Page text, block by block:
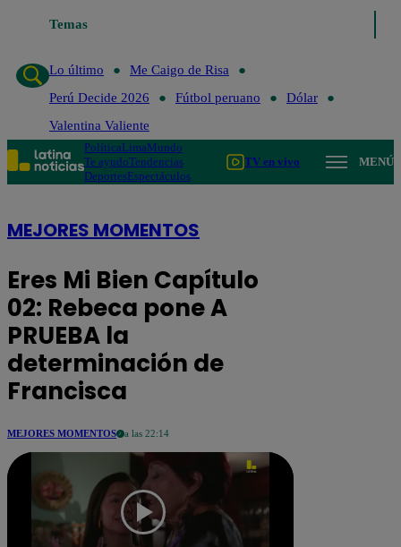
Temas
Lo último
Me Caigo de Risa
Perú Decide 2026
Fútbol peruano
Dólar
Valentina Valiente
PolíticaLimaMundo
Te ayudoTendencias
DeportesEspectáculos
TV en vivo MENÚ
MEJORES MOMENTOS
Eres Mi Bien Capítulo
02: Rebeca pone A
PRUEBA la
determinación de
Francisca
MEJORES MOMENTOS a las 22:14